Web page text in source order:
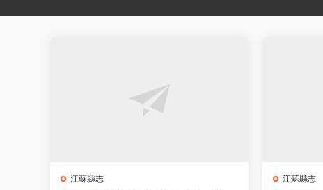
江蘇縣志
江蘇縣志